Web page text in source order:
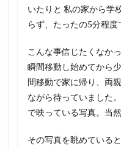
いたりと 私の家から学
らず、たったの5分程度
こんな事信じたくなか
瞬間移動し始めてから
間移動で家に帰り、両
ながら待っていました
で映っている写真。当
その写真を眺めている